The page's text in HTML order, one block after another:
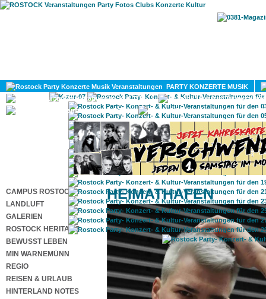
PARTY KONZERTE MUSIK
KULTUR
GAY
CAMPUS ROSTOCK
LANDLUFT
GALERIEN
ROSTOCK HERITAGE
BEWUSST LEBEN
MIN WARNEMÜNN
REGIO
REISEN & URLAUB
HINTERLAND NOTES
HEIMATHAFEN